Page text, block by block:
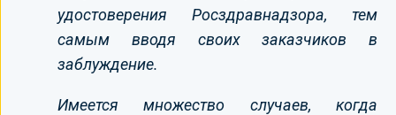
удостоверения Росздравнадзора, тем
самым вводя своих заказчиков в
заблуждение.
Имеется множество случаев, когда